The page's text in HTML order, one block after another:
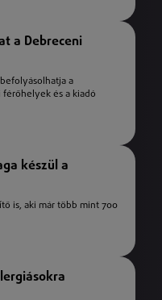
a Debreceni
a
és a kiadó
készül a
is, aki már több mint 700